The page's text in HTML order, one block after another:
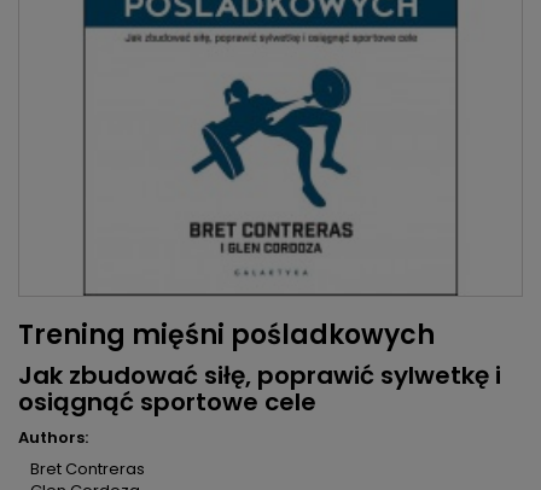
Trening mięśni pośladkowych
Jak zbudować siłę, poprawić sylwetkę i
osiągnąć sportowe cele
Authors:
Bret Contreras